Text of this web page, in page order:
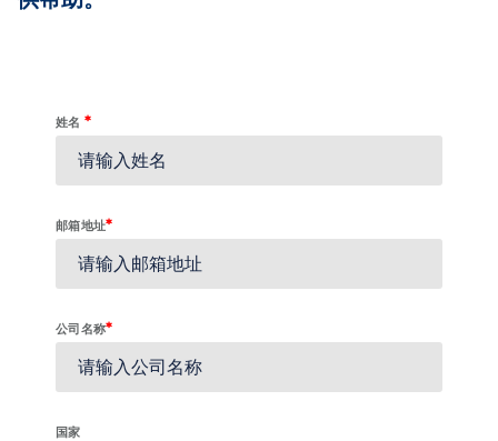
姓名 *
邮箱地址*
公司名称*
国家